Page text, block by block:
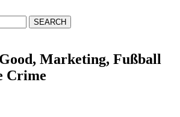
SEARCH
Marketing, Fußball
Crime